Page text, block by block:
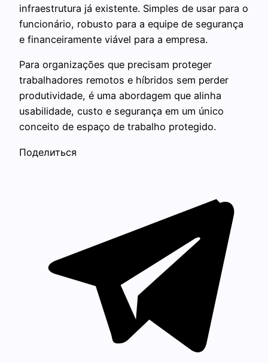
infraestrutura já existente. Simples de usar para o
funcionário, robusto para a equipe de segurança
e financeiramente viável para a empresa.
Para organizações que precisam proteger
trabalhadores remotos e híbridos sem perder
produtividade, é uma abordagem que alinha
usabilidade, custo e segurança em um único
conceito de espaço de trabalho protegido.
Поделиться